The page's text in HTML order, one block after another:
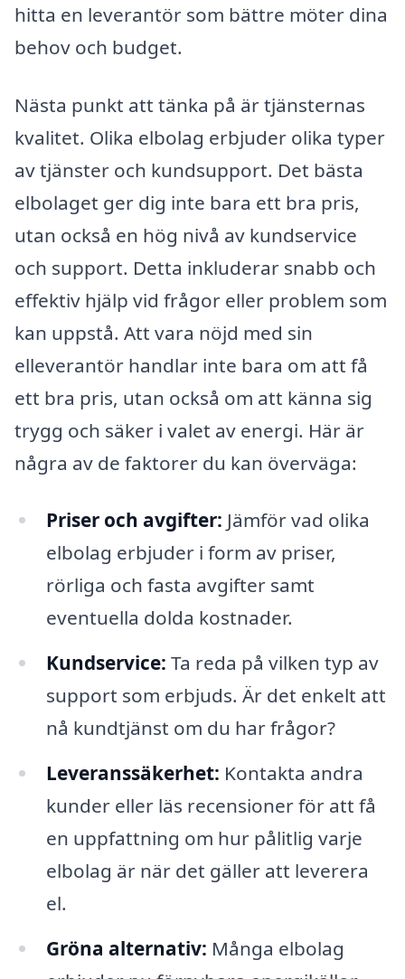
hitta en leverantör som bättre möter dina
behov och budget.
Nästa punkt att tänka på är tjänsternas
kvalitet. Olika elbolag erbjuder olika typer
av tjänster och kundsupport. Det bästa
elbolaget ger dig inte bara ett bra pris,
utan också en hög nivå av kundservice
och support. Detta inkluderar snabb och
effektiv hjälp vid frågor eller problem som
kan uppstå. Att vara nöjd med sin
elleverantör handlar inte bara om att få
ett bra pris, utan också om att känna sig
trygg och säker i valet av energi. Här är
några av de faktorer du kan överväga:
Priser och avgifter: Jämför vad olika
elbolag erbjuder i form av priser,
rörliga och fasta avgifter samt
eventuella dolda kostnader.
Kundservice: Ta reda på vilken typ av
support som erbjuds. Är det enkelt att
nå kundtjänst om du har frågor?
Leveranssäkerhet: Kontakta andra
kunder eller läs recensioner för att få
en uppfattning om hur pålitlig varje
elbolag är när det gäller att leverera
el.
Gröna alternativ: Många elbolag